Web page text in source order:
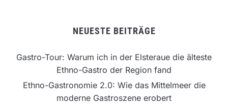
NEUESTE BEITRÄGE
Gastro-Tour: Warum ich in der Elsteraue die älteste
Ethno-Gastro der Region fand
Ethno-Gastronomie 2.0: Wie das Mittelmeer die
moderne Gastroszene erobert